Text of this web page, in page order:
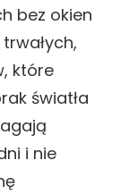
bez okien
które
światła
i nie